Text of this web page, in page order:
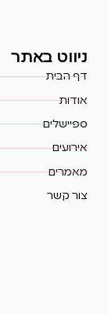
ניווט באתר
דף הבית
אודות
ספיישלים
אירועים
מאמרים
צור קשר